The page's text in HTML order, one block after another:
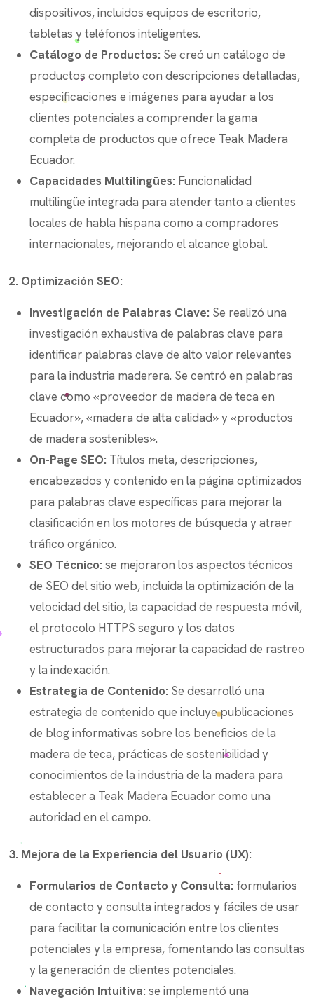
dispositivos, incluidos equipos de escritorio,
tabletas y teléfonos inteligentes.
Catálogo de Productos: Se creó un catálogo de
productos completo con descripciones detalladas,
especificaciones e imágenes para ayudar a los
clientes potenciales a comprender la gama
completa de productos que ofrece Teak Madera
Ecuador.
Capacidades Multilingües: Funcionalidad
multilingüe integrada para atender tanto a clientes
locales de habla hispana como a compradores
internacionales, mejorando el alcance global.
2. Optimización SEO:
Investigación de Palabras Clave: Se realizó una
investigación exhaustiva de palabras clave para
identificar palabras clave de alto valor relevantes
para la industria maderera. Se centró en palabras
clave como «proveedor de madera de teca en
Ecuador», «madera de alta calidad» y «productos
de madera sostenibles».
On-Page SEO: Títulos meta, descripciones,
encabezados y contenido en la página optimizados
para palabras clave específicas para mejorar la
clasificación en los motores de búsqueda y atraer
tráfico orgánico.
SEO Técnico: se mejoraron los aspectos técnicos
de SEO del sitio web, incluida la optimización de la
velocidad del sitio, la capacidad de respuesta móvil,
el protocolo HTTPS seguro y los datos
estructurados para mejorar la capacidad de rastreo
y la indexación.
Estrategia de Contenido: Se desarrolló una
estrategia de contenido que incluye publicaciones
de blog informativas sobre los beneficios de la
madera de teca, prácticas de sostenibilidad y
conocimientos de la industria de la madera para
establecer a Teak Madera Ecuador como una
autoridad en el campo.
3. Mejora de la Experiencia del Usuario (UX):
Formularios de Contacto y Consulta: formularios
de contacto y consulta integrados y fáciles de usar
para facilitar la comunicación entre los clientes
potenciales y la empresa, fomentando las consultas
y la generación de clientes potenciales.
Navegación Intuitiva: se implementó una